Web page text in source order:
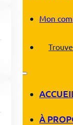
Mon
À